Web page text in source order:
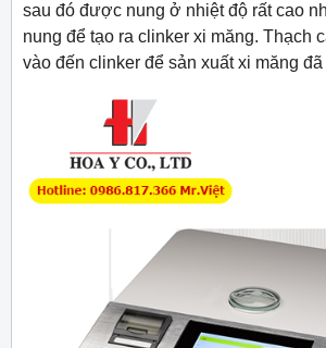
sau đó được nung ở nhiệt độ rất cao
nung để tạo ra clinker xi măng. Thạch
vào đến clinker để sản xuất xi măng đã